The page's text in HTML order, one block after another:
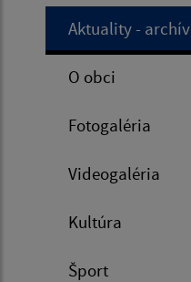
Aktuality - archív
O obci
Fotogaléria
Videogaléria
Kultúra
Šport